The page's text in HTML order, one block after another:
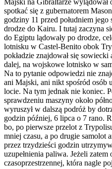
Majski na Gibraltarze wylądował
spotkać się z gubernatorem
godziny 11 przed południem
drodze do Kairu. I tutaj zaczyna
do Egiptu lądowały po drodze,
lotnisku w Castel-Benito obok
pokładzie znajdował się sowiecki
dalej, na wojskowe lotnisko w
Na to pytanie odpowiedzi nie
ani Majski, ani nikt spośród osób
locie. Na tym jednak nie koniec.
sprawdzeniu maszyny około
wyruszył w dalszą podróż by
godzin później, 6 lipca o 7 rano.
bo, po pierwsze przelot z
mniej czasu, a po drugie samolot
przez trzydzieści godzin
uzupełnienia paliwa. Jeżeli
czasoprzestrzennej, która nagle